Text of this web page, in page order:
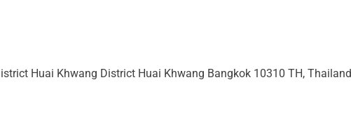
Huai Khwang District Huai Khwang Bangkok 10310 TH, Thailand